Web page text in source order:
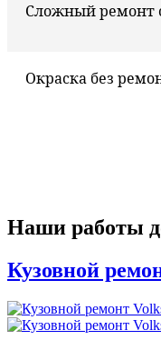
Сложный ремонт
Окраска без
Наши работы
Кузовной